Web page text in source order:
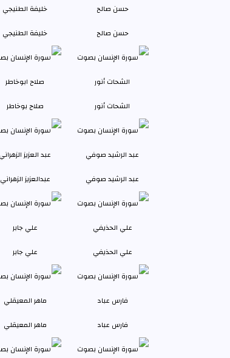
حسن صالح خليفة الطنيجي
الشحات أنور صلاح بوخاطر
عبد الرشيد صوفي عبدالعزيز الزهراني
علي الحذيفي علي جابر
فارس عباد ماهر المعيقلي